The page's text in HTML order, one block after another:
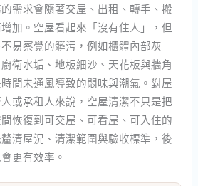
需求會隨著交屋、出租、轉手、搬
加。空屋看起來「沒有住人」，但
易察覺的髒污，例如櫃體內部灰
衛水垢、地板細沙、天花板與牆角
間未通風導致的悶味與潮氣。對屋
或承租人來說，空屋清潔不只是把
恢復到可交屋、可看屋、可入住的
清屋況、清潔範圍與驗收標準，後
更有效率。